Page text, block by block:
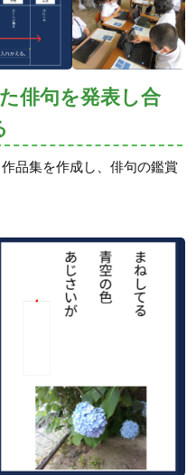
俳句を発表し合
品集を作成し、俳句の鑑賞